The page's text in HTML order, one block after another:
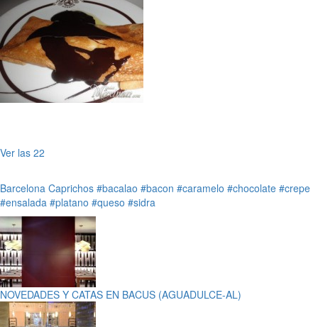
Ver las 22
Barcelona Caprichos #bacalao #bacon #caramelo #chocolate #crepe
#ensalada #platano #queso #sidra
NOVEDADES Y CATAS EN BACUS (AGUADULCE-AL)